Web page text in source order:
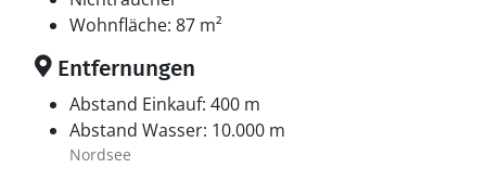
Wohnfläche: 87 m²
Entfernungen
Abstand Einkauf: 400 m
Abstand Wasser: 10.000 m
Nordsee